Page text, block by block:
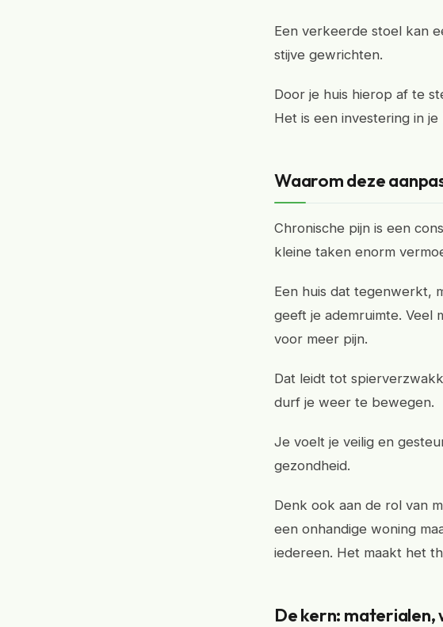
Een verkeerde stoel kan
stijve gewrichten.
Door je huis hierop af te
Het is een investering in
Waarom deze
Chronische pijn is een
kleine taken enorm
Een huis dat tegenwerkt,
geeft je ademruimte. Veel
voor meer pijn.
Dat leidt tot
durf je weer te bewegen.
Je voelt je veilig en
gezondheid.
Denk ook aan de rol van
een onhandige woning
iedereen. Het maakt het
De kern: